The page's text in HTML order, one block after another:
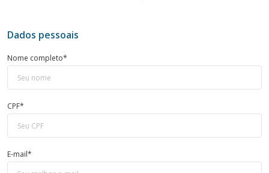
Dados pessoais
Nome completo*
CPF*
E-mail*